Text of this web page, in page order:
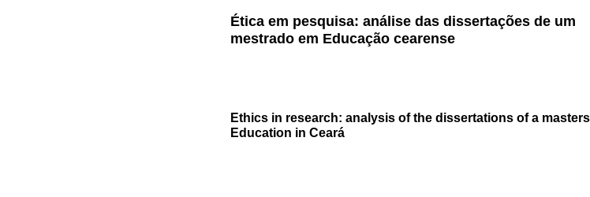
Ética em pesquisa: análise das dissertações de um
mestrado em Educação cearense
Ethics in research: analysis of the dissertations of a
Education in Ceará